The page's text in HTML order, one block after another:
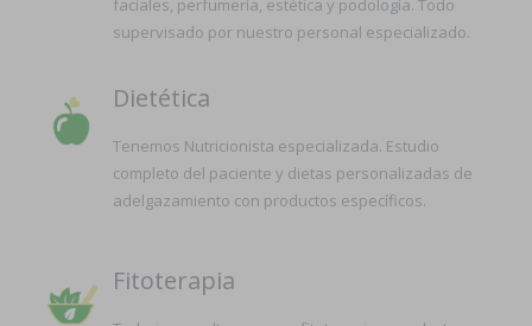
faciales, perfumería, estética y podología. Todo
supervisado por nuestro personal especializado.
Dietética
Tenemos Nutricionista especializada. Estudio
completo del paciente y dietas personalizadas de
adelgazamiento con productos específicos.
Fitoterapia